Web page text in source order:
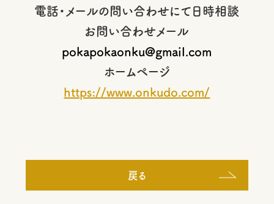
電話・メールの問い合わせにて日時相談
お問い合わせメール
pokapokaonku@gmail.com
ホームページ
https://www.onkudo.com/
戻る